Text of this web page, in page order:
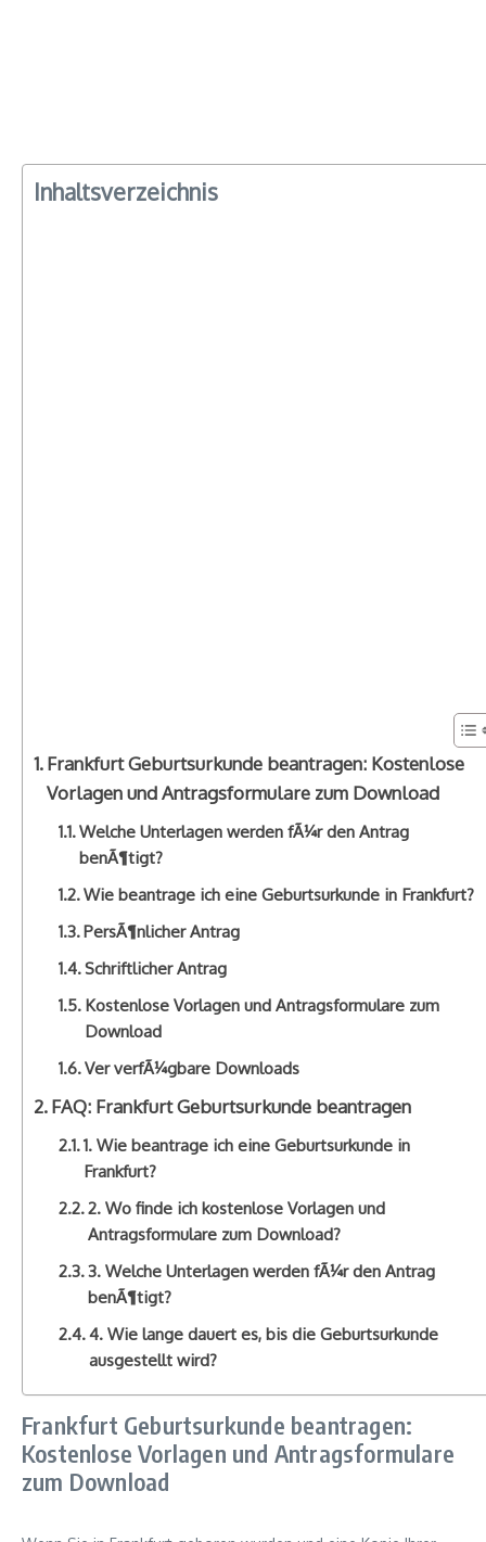
Inhaltsverzeichnis
Frankfurt Geburtsurkunde beantragen: Kostenlose
Vorlagen und Antragsformulare zum Download
Welche Unterlagen werden fÃ¼r den Antrag
benÃ¶tigt?
Wie beantrage ich eine Geburtsurkunde in Frankfurt?
PersÃ¶nlicher Antrag
Schriftlicher Antrag
Kostenlose Vorlagen und Antragsformulare zum
Download
Ver verfÃ¼gbare Downloads
FAQ: Frankfurt Geburtsurkunde beantragen
1. Wie beantrage ich eine Geburtsurkunde in
Frankfurt?
2. Wo finde ich kostenlose Vorlagen und
Antragsformulare zum Download?
3. Welche Unterlagen werden fÃ¼r den Antrag
benÃ¶tigt?
4. Wie lange dauert es, bis die Geburtsurkunde
ausgestellt wird?
Frankfurt Geburtsurkunde beantragen:
Kostenlose Vorlagen und Antragsformulare
zum Download